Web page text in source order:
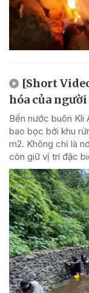
[Short
hóa của người
Bến nước buôn Kli
bao bọc bởi khu
m2. Không chỉ là
còn giữ vị trí đặc